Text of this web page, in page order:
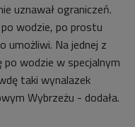
uznawał ograniczeń.
po wodzie, po prostu
umożliwi. Na jednej z
wodzie w specjalnym
taki wynalazek
Wybrzeżu - dodała.